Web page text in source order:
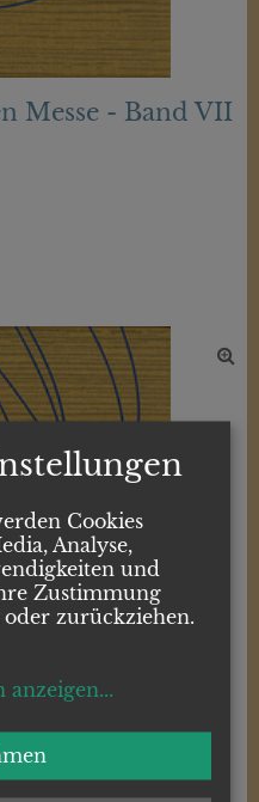
Messe - Band VII
Cookies
Analyse,
und
Zustimmung
zurückziehen.
anzeigen...